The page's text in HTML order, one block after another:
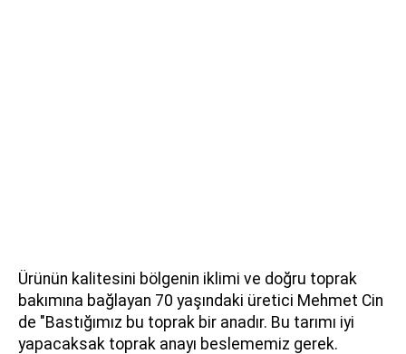
Ürünün kalitesini bölgenin iklimi ve doğru toprak
bakımına bağlayan 70 yaşındaki üretici Mehmet Cin
de "Bastığımız bu toprak bir anadır. Bu tarımı iyi
yapacaksak toprak anayı beslememiz gerek.